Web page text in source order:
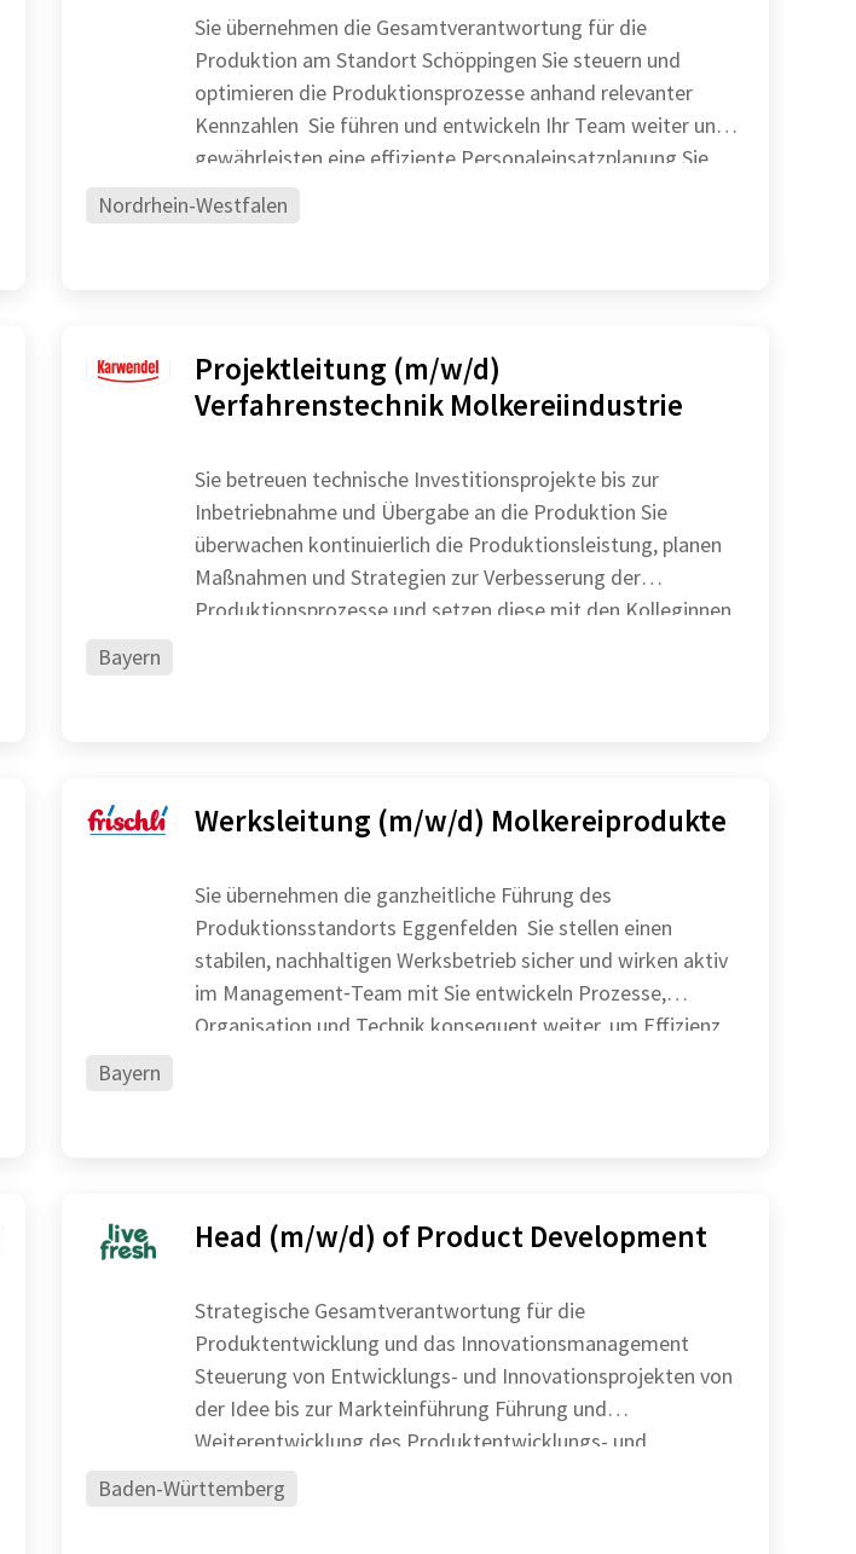
Sie übernehmen die Gesamtverantwortung für die
Produktion am Standort Schöppingen Sie steuern und
optimieren die Produktionsprozesse anhand relevanter
Kennzahlen Sie führen und entwickeln Ihr Team weiter und
gewährleisten eine effiziente Personaleinsatzplanung Sie
Nordrhein-Westfalen
Projektleitung (m/w/d)
Verfahrenstechnik Molkereiindustrie
Sie betreuen technische Investitionsprojekte bis zur
Inbetriebnahme und Übergabe an die Produktion Sie
überwachen kontinuierlich die Produktionsleistung, planen
Maßnahmen und Strategien zur Verbesserung der
Produktionsprozesse und setzen diese mit den Kolleginnen
Bayern
Werksleitung (m/w/d) Molkereiprodukte
Sie übernehmen die ganzheitliche Führung des
Produktionsstandorts Eggenfelden Sie stellen einen
stabilen, nachhaltigen Werksbetrieb sicher und wirken aktiv
im Management‑Team mit Sie entwickeln Prozesse,
Organisation und Technik konsequent weiter, um Effizienz
Bayern
Head (m/w/d) of Product Development
Strategische Gesamtverantwortung für die
Produktentwicklung und das Innovationsmanagement
Steuerung von Entwicklungs- und Innovationsprojekten von
der Idee bis zur Markteinführung Führung und
Weiterentwicklung des Produktentwicklungs- und
Baden-Württemberg